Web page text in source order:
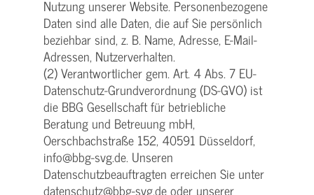
Nutzung unserer Website. Personenbezogene
Daten sind alle Daten, die auf Sie persönlich
beziehbar sind, z. B. Name, Adresse, E-Mail-
Adressen, Nutzerverhalten.
(2) Verantwortlicher gem. Art. 4 Abs. 7 EU-
Datenschutz-Grundverordnung (DS-GVO) ist
die BBG Gesellschaft für betriebliche
Beratung und Betreuung mbH,
Oerschbachstraße 152, 40591 Düsseldorf,
info@bbg-svg.de. Unseren
Datenschutzbeauftragten erreichen Sie unter
datenschutz@bbg-svg.de oder unserer